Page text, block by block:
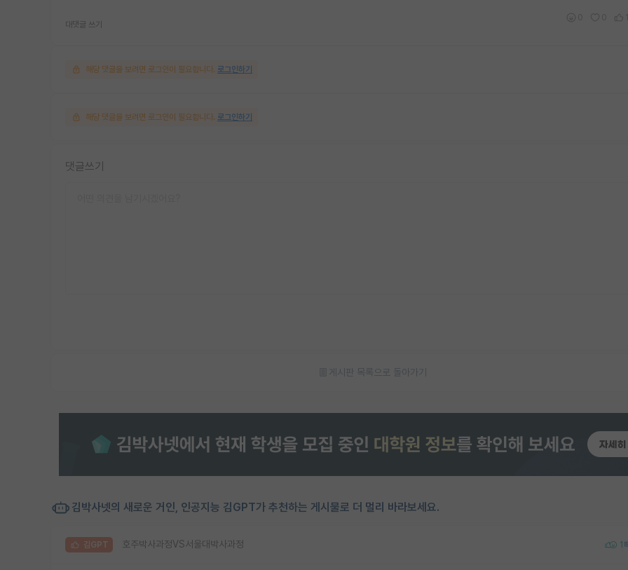
대댓글 쓰기
해당 댓글을 보려면 로그인이 필요합니다. 로그인하기
해당 댓글을 보려면 로그인이 필요합니다. 로그인하기
댓글쓰기
게시판 목록으로 돌아가기
김박사넷의 새로운 거인, 인공지능 김GPT가 추천하는 게시물로 더 멀리 바라보세요.
김GPT 호주박사과정VS서울대박사과정 1